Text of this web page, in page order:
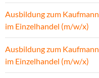
Ausbildung zum Kaufmann
im Einzelhandel (m/w/x)
Ausbildung zum Kaufmann
im Einzelhandel (m/w/x)